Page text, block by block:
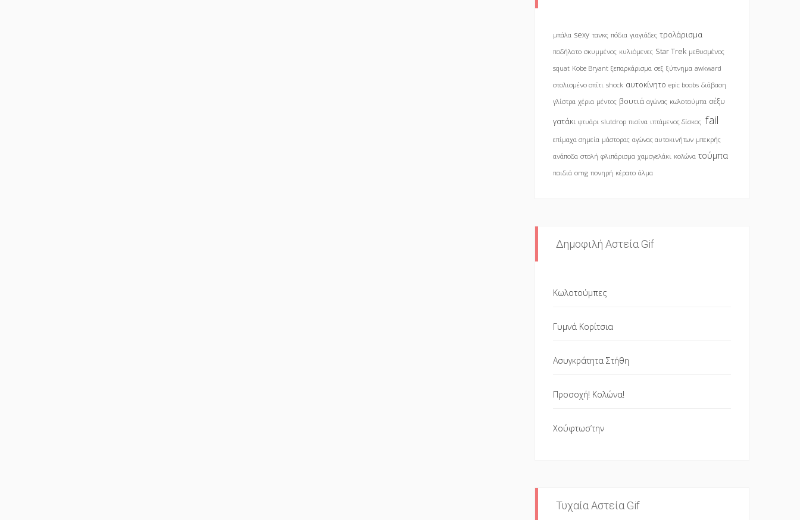
μπάλα sexy τανκς πόδια γιαγιάδες τρολάρισμα
ποδήλατο σκυμμένος κυλιόμενες Star Trek μεθυσμένος
squat Kobe Bryant ξεπαρκάρισμα σεξ ξύπνημα awkward
στολισμένο σπίτι shock αυτοκίνητο epic boobs διάβαση
γλίστρα χέρια μέντος βουτιά αγώνας κωλοτούμπα σέξυ
γατάκι φτυάρι slutdrop πισίνα ιπτάμενος δίσκος fail
επίμαχα σημεία μάστορας αγώνας αυτοκινήτων μπεκρής
ανάποδα στολή φλιπάρισμα χαμογελάκι κολώνα τούμπα
παιδιά omg πονηρή κέρατο άλμα
Δημοφιλή Αστεία Gif
Κωλοτούμπες
Γυμνά Κορίτσια
Ασυγκράτητα Στήθη
Προσοχή! Κολώνα!
Χούφτωσ’την
Τυχαία Αστεία Gif